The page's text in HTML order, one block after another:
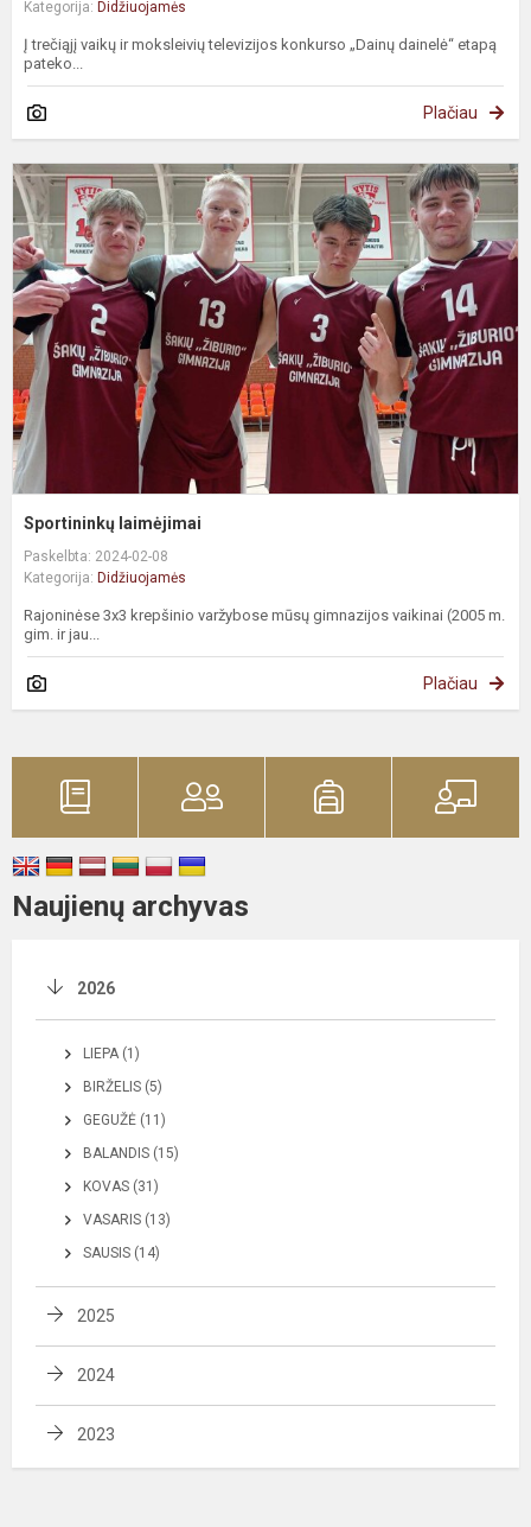
Kategorija: Didžiuojamės
Į trečiąjį vaikų ir moksleivių televizijos konkurso „Dainų dainelė“ etapą
pateko...
Plačiau
Sportininkų laimėjimai
Paskelbta: 2024-02-08
Kategorija: Didžiuojamės
Rajoninėse 3x3 krepšinio varžybose mūsų gimnazijos vaikinai (2005 m.
gim. ir jau...
Plačiau
Naujienų archyvas
2026
LIEPA (1)
BIRŽELIS (5)
GEGUŽĖ (11)
BALANDIS (15)
KOVAS (31)
VASARIS (13)
SAUSIS (14)
2025
2024
2023